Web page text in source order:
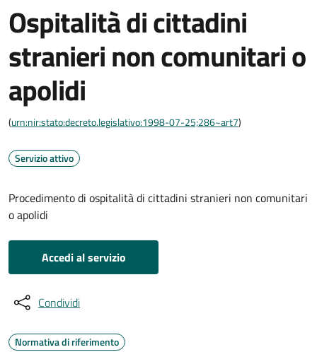
Ospitalità di cittadini
stranieri non comunitari o
apolidi
(urn:nir:stato:decreto.legislativo:1998-07-25;286~art7)
Servizio attivo
Procedimento di ospitalità di cittadini stranieri non comunitari
o apolidi
Accedi al servizio
Condividi
Normativa di riferimento